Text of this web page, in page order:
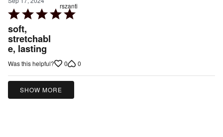
Rated
5
out
of
5
soft,
stretchabl
e, lasting
rszanti
Was this helpful? 0 0
SHOW MORE